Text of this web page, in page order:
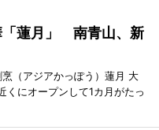
「蓮月」 南青山、新
（アジアかっぽう）蓮月 大
くにオープンして1カ月がたっ